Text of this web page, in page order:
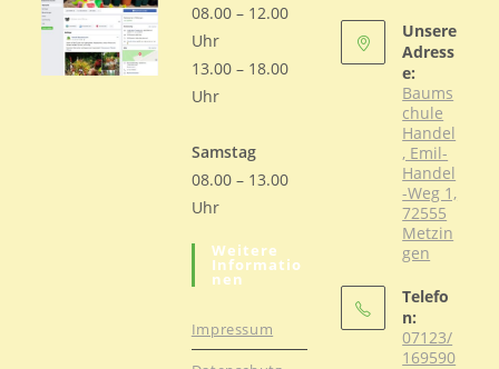
08.00 – 12.00
Uhr
13.00 – 18.00
Uhr
Samstag
08.00 – 13.00
Uhr
Weitere
Informatio
Nen
Impressum
Unsere
Adress
e:
Baums
chule
Handel
, Emil-
Handel
-Weg 1,
72555
Metzin
gen
Telefo
n:
07123/
169590